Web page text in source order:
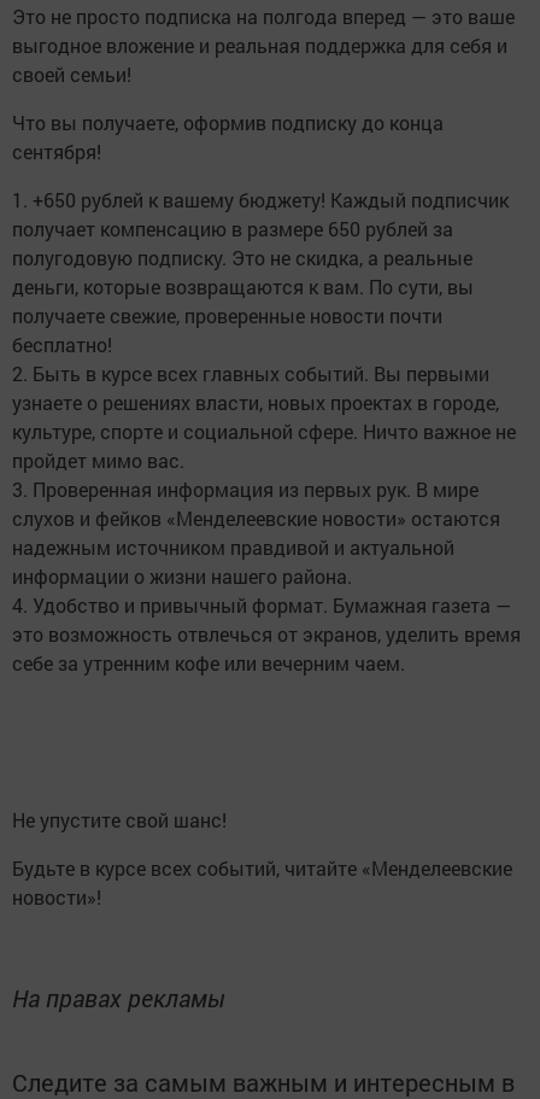
Это не просто подписка на полгода вперед — это ваше
выгодное вложение и реальная поддержка для себя и
своей семьи!
Что вы получаете, оформив подписку до конца
сентября!
1. +650 рублей к вашему бюджету! Каждый подписчик
получает компенсацию в размере 650 рублей за
полугодовую подписку. Это не скидка, а реальные
деньги, которые возвращаются к вам. По сути, вы
получаете свежие, проверенные новости почти
бесплатно!
2. Быть в курсе всех главных событий. Вы первыми
узнаете о решениях власти, новых проектах в городе,
культуре, спорте и социальной сфере. Ничто важное не
пройдет мимо вас.
3. Проверенная информация из первых рук. В мире
слухов и фейков «Менделеевские новости» остаются
надежным источником правдивой и актуальной
информации о жизни нашего района.
4. Удобство и привычный формат. Бумажная газета —
это возможность отвлечься от экранов, уделить время
себе за утренним кофе или вечерним чаем.
Не упустите свой шанс!
Будьте в курсе всех событий, читайте «Менделеевские
новости»!
На правах рекламы
Следите за самым важным и интересным в